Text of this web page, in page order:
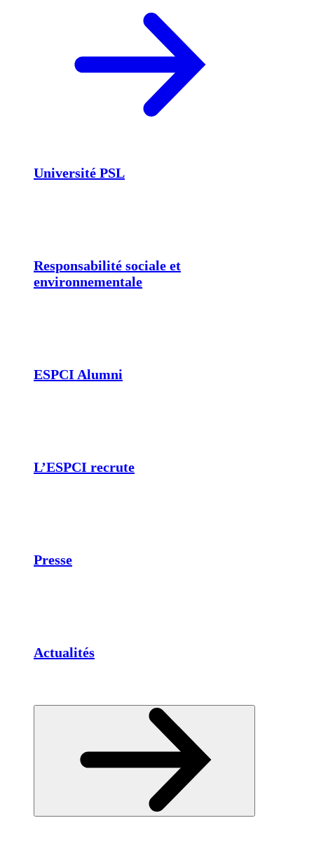
Université PSL
Responsabilité sociale et
environnementale
ESPCI Alumni
L’ESPCI recrute
Presse
Actualités